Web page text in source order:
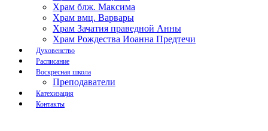
Храм блж. Максима
Храм вмц. Варвары
Храм Зачатия праведной Анны
Храм Рождества Иоанна Предтечи
Духовенство
Расписание
Воскресная школа
Преподаватели
Катехизация
Контакты